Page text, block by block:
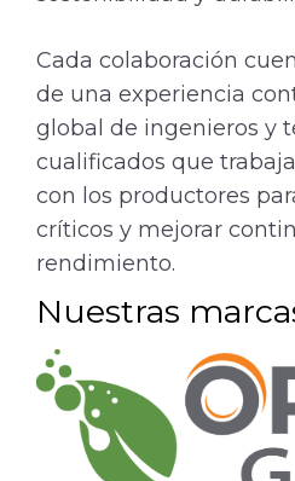
Cada colaboración
de una experiencia
global de ingenieros y
cualificados que
con los productores
críticos y mejorar
rendimiento.
Nuestras